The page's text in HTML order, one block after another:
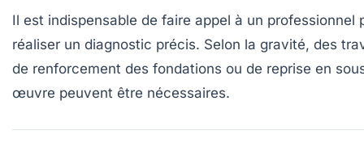
Il est indispensable de faire appel à un professionnel
réaliser un diagnostic précis. Selon la gravité, des
de renforcement des fondations ou de reprise en
œuvre peuvent être nécessaires.